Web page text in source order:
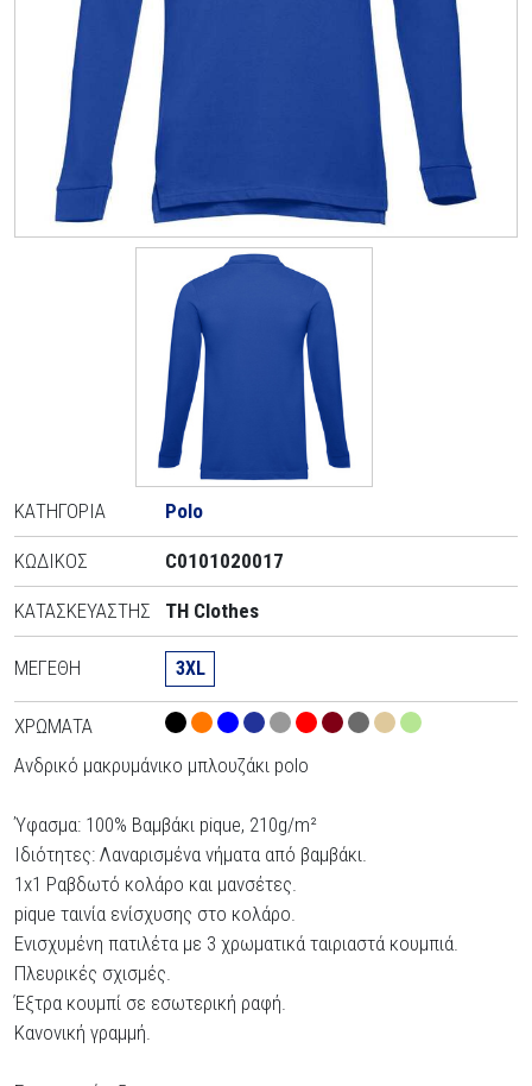
ΚΑΤΗΓΟΡΊΑ Polo
ΚΩΔΙΚΌΣ C0101020017
ΚΑΤΑΣΚΕΥΑΣΤΉΣ TH Clothes
ΜΕΓΈΘΗ 3XL
ΧΡΏΜΑΤΑ
Ανδρικό μακρυμάνικο μπλουζάκι polo
Ύφασμα: 100% Βαμβάκι pique, 210g/m²
Ιδιότητες: Λαναρισμένα νήματα από βαμβάκι.
1x1 Ραβδωτό κολάρο και μανσέτες.
pique ταινία ενίσχυσης στο κολάρο.
Ενισχυμένη πατιλέτα με 3 χρωματικά ταιριαστά κουμπιά.
Πλευρικές σχισμές.
Έξτρα κουμπί σε εσωτερική ραφή.
Κανονική γραμμή.